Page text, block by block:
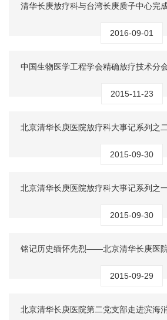
清华长庚放疗科与台湾长庚质子中心完
2016-09-01
中国生物医学工程学会精确放疗技术分
2015-11-23
北京清华长庚医院放疗科大事记系列之
2015-09-30
北京清华长庚医院放疗科大事记系列之
2015-09-30
铭记历史缅怀先烈——北京清华长庚医院
2015-09-29
北京清华长庚医院第二党支部走进滨海